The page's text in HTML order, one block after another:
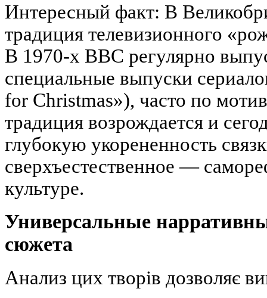
Интересный факт: В
традиция телевизионного
В 1970-х BBC регулярно
специальные выпуски
for Christmas»), часто по
традиция возрождается и
глубокую укорененность
сверхъестественное —
культуре.
Универсальные
сюжета
Анализ цих творів дозволяє